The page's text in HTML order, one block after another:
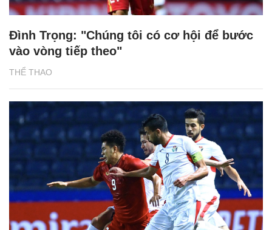
THỂ THAO
Đình Trọng: "Chúng tôi có cơ hội để bước
vào vòng tiếp theo"